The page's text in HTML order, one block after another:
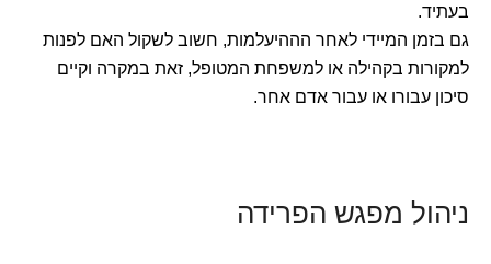
בעתיד.
גם בזמן המיידי לאחר הההיעלמות, חשוב לשקול האם לפנות
למקורות בקהילה או למשפחת המטופל, זאת במקרה וקיים
סיכון עבורו או עבור אדם אחר.
ניהול מפגש הפרידה